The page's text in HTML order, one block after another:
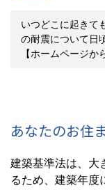
いつどこに起きて
の耐震について日
【ホームページか
あなたのお住
建築基準法は、大
るため、建築年度